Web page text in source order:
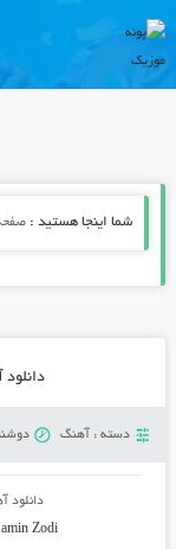
شما اینجا هستید :
دسته : آهنگ دوشنبه 10
دانلود
Zodi